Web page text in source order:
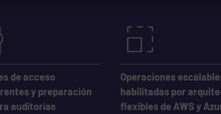
de acceso
y preparación
auditorías
Operaciones
habilitadas por
flexibles de AWS y